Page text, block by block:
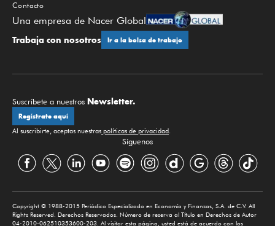
Contacto
Una empresa de Nacer Global
Trabaja con nosotros Ir a la bolsa de trabajo
Suscríbete a nuestros Newsletter.
Regístrate aquí
Al suscribirte, aceptas nuestras políticas de privacidad
Síguenos
Copyright © 1988-2015 Periódico Especializado en Economía y Finanzas, S.A. de C.V. All
Rights Reserved. Derechos Reservados. Número de reserva al Título en Derechos de Autor
04-2010-062510353600-203. Al visitar esta página, usted está de acuerdo con los